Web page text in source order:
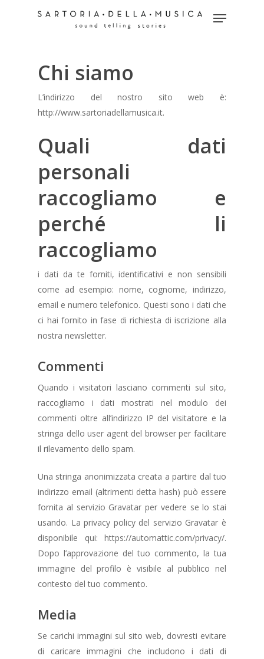
Hit enter to search or ESC to close
Chi siamo
L’indirizzo del nostro sito web è:
http://www.sartoriadellamusica.it.
Quali dati
personali
raccogliamo e
perché li
raccogliamo
i dati da te forniti, identificativi e non sensibili
come ad esempio: nome, cognome, indirizzo,
email e numero telefonico. Questi sono i dati che
ci hai fornito in fase di richiesta di iscrizione alla
nostra newsletter.
Commenti
Quando i visitatori lasciano commenti sul sito,
raccogliamo i dati mostrati nel modulo dei
commenti oltre all’indirizzo IP del visitatore e la
stringa dello user agent del browser per facilitare
il rilevamento dello spam.
Una stringa anonimizzata creata a partire dal tuo
indirizzo email (altrimenti detta hash) può essere
fornita al servizio Gravatar per vedere se lo stai
usando. La privacy policy del servizio Gravatar è
disponibile qui: https://automattic.com/privacy/.
Dopo l’approvazione del tuo commento, la tua
immagine del profilo è visibile al pubblico nel
contesto del tuo commento.
Media
Se carichi immagini sul sito web, dovresti evitare
di caricare immagini che includono i dati di